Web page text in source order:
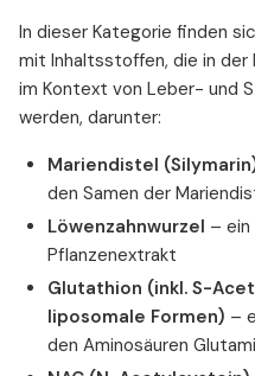
In dieser Kategorie finden
mit Inhaltsstoffen, die in der
im Kontext von Leber- und
werden, darunter:
Mariendistel
den Samen der
Löwenzahnwurzel –
Pflanzenextrakt
Glutathion (inkl. S-
liposomale Formen) –
den Aminosäuren